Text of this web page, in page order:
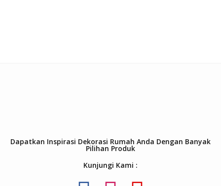
Dapatkan Inspirasi Dekorasi Rumah Anda Dengan Banyak
Pilihan Produk
Kunjungi Kami :